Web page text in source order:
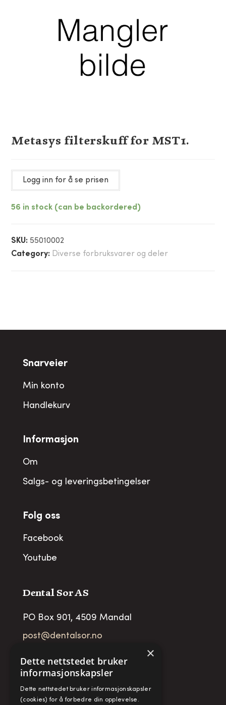
Metasys filterskuff for MST1.
Logg inn for å se prisen
56 in stock (can be backordered)
SKU:55010002
Category: Diverse forbruksvarer og deler
Snarveier
Min konto
Handlekurv
Informasjon
Om
Salgs- og leveringsbetingelser
Folg oss
Facebook
Youtube
Dental Sor AS
PO Box 901, 4509 Mandal
post@dentalsor.no
Telefon: +47 38 27 88 88
Fax: + 47 38 27 88 89
×
Dette nettstedet bruker
informasjonskapsler
Dette nettstedet bruker informasjonskapsler
(cookies) for å forbedre din opplevelse.